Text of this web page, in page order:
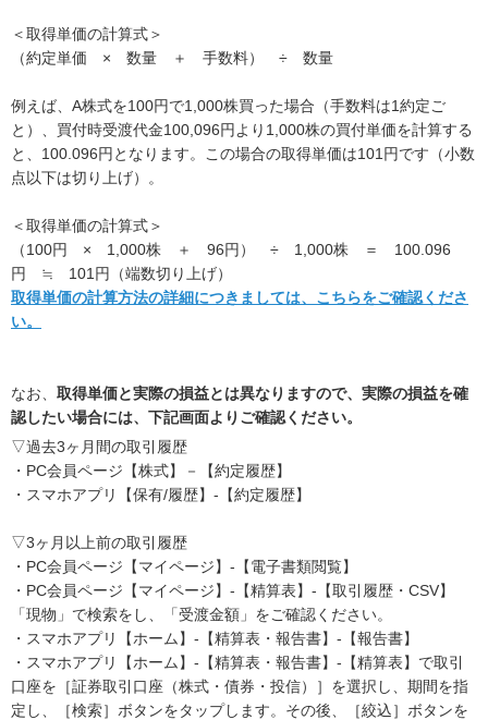
＜取得単価の計算式＞
（約定単価 × 数量 ＋ 手数料） ÷ 数量
例えば、A株式を100円で1,000株買った場合（手数料は1約定ご
と）、買付時受渡代金100,096円より1,000株の買付単価を計算する
と、100.096円となります。この場合の取得単価は101円です（小数
点以下は切り上げ）。
＜取得単価の計算式＞
（100円 × 1,000株 ＋ 96円） ÷ 1,000株 ＝ 100.096
円 ≒ 101円（端数切り上げ）
取得単価の計算方法の詳細につきましては、こちらをご確認くださ
い。
なお、 取得単価と実際の損益とは異なりますので、実際の損益を確
認したい場合には、下記画面よりご確認ください。
▽過去3ヶ月間の取引履歴
・PC会員ページ【株式】－【約定履歴】
・スマホアプリ【保有/履歴】-【約定履歴】
▽3ヶ月以上前の取引履歴
・PC会員ページ【マイページ】-【電子書類閲覧】
・PC会員ページ【マイページ】-【精算表】-【取引履歴・CSV】
「現物」で検索をし、「受渡金額」をご確認ください。
・スマホアプリ【ホーム】-【精算表・報告書】-【報告書】
・スマホアプリ【ホーム】-【精算表・報告書】-【精算表】で取引
口座を［証券取引口座（株式・債券・投信）］を選択し、期間を指
定し、［検索］ボタンをタップします。その後、［絞込］ボタンを